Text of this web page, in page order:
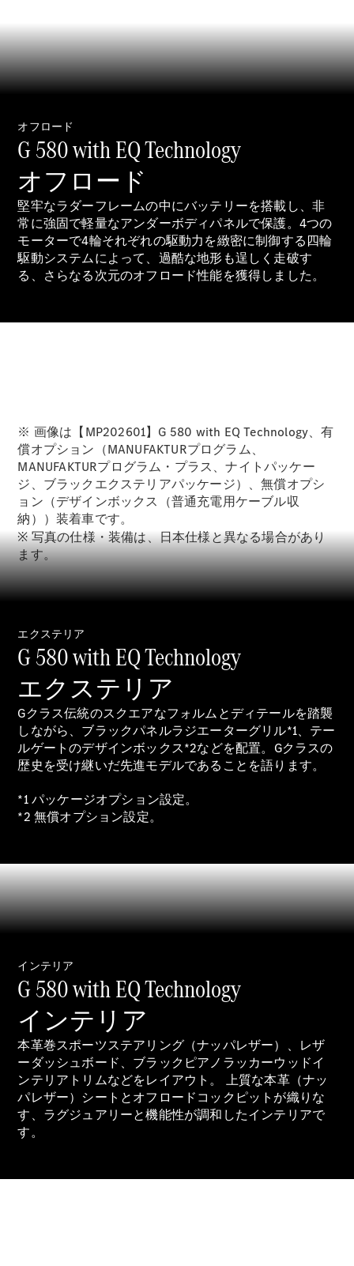
試乗リクエ
スト
ム
SUV
All SUV
EQA
電気
GLB
GLC
GLC Coupé
GLE
GLE Coupé
GLS
Mercedes-
Maybach
GLS
G-
Class
電気
試乗リクエ
スト
オンライン
ショールー
ム
Stationwagon
Stationwagon
CLA
Shooting
Brake
New電気
Brake
C-Class
C-Class All-
Terrain
E-Class
Stationwagon
E-Class All-
Terrain
オンライン
オフロード
G 580 with EQ Technology
オフロード
堅牢なラダーフレームの中にバッテリーを搭載し、非
常に強固で軽量なアンダーボディパネルで保護。4つの
モーターで4輪それぞれの駆動力を緻密に制御する四輪
駆動システムによって、過酷な地形も逞しく走破す
る、さらなる次元のオフロード性能を獲得しました。
※ 画像は【MP202601】G 580 with EQ Technology、有
償オプション（MANUFAKTURプログラム、
MANUFAKTURプログラム・プラス、ナイトパッケー
ジ、ブラックエクステリアパッケージ）、無償オプシ
ョン（デザインボックス（普通充電用ケーブル収
納））装着車です。
※ 写真の仕様・装備は、日本仕様と異なる場合があり
ます。
エクステリア
G 580 with EQ Technology
エクステリア
Gクラス伝統のスクエアなフォルムとディテールを踏襲
しながら、ブラックパネルラジエーターグリル*1、テー
ルゲートのデザインボックス*2などを配置。Gクラスの
歴史を受け継いだ先進モデルであることを語ります。
*1 パッケージオプション設定。
*2 無償オプション設定。
インテリア
G 580 with EQ Technology
インテリア
本革巻スポーツステアリング（ナッパレザー）、レザ
ーダッシュボード、ブラックピアノラッカーウッドイ
ンテリアトリムなどをレイアウト。 上質な本革（ナッ
パレザー）シートとオフロードコックピットが織りな
す、ラグジュアリーと機能性が調和したインテリアで
す。